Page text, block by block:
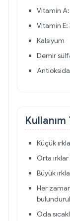
Vitamin
Vitamin
Kalsiyum
Demir
Kullanım
Küçük
Orta
Büyük
Her
Oda